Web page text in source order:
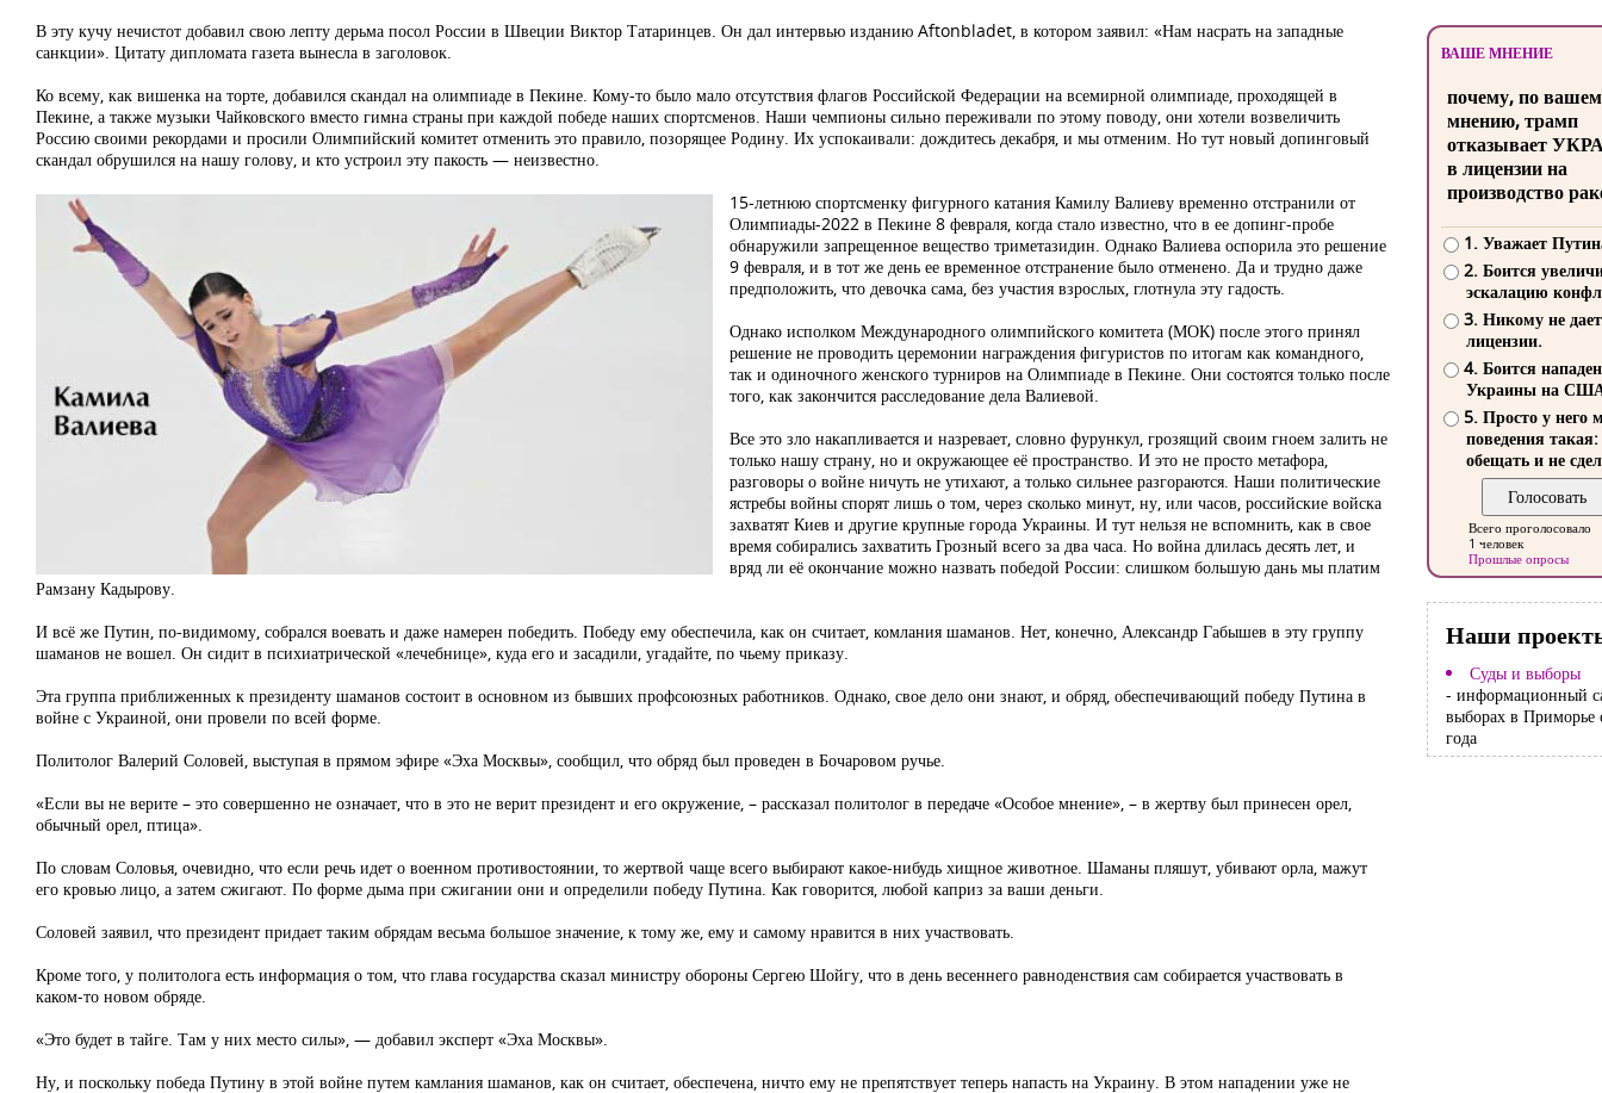
В эту кучу нечистот добавил свою лепту дерьма посол России в Швеции Виктор Татаринцев. Он дал интервью изданию Aftonbladet, в котором заявил: «Нам насрать на западные
санкции». Цитату дипломата газета вынесла в заголовок.
Ко всему, как вишенка на торте, добавился скандал на олимпиаде в Пекине. Кому-то было мало отсутствия флагов Российской Федерации на всемирной олимпиаде, проходящей в
Пекине, а также музыки Чайковского вместо гимна страны при каждой победе наших спортсменов. Наши чемпионы сильно переживали по этому поводу, они хотели возвеличить
Россию своими рекордами и просили Олимпийский комитет отменить это правило, позорящее Родину. Их успокаивали: дождитесь декабря, и мы отменим. Но тут новый допинговый
скандал обрушился на нашу голову, и кто устроил эту пакость — неизвестно.
15-летнюю спортсменку фигурного катания Камилу Валиеву временно отстранили от
Олимпиады-2022 в Пекине 8 февраля, когда стало известно, что в ее допинг-пробе
обнаружили запрещенное вещество триметазидин. Однако Валиева оспорила это решение
9 февраля, и в тот же день ее временное отстранение было отменено. Да и трудно даже
предположить, что девочка сама, без участия взрослых, глотнула эту гадость.
Однако исполком Международного олимпийского комитета (МОК) после этого принял
решение не проводить церемонии награждения фигуристов по итогам как командного,
так и одиночного женского турниров на Олимпиаде в Пекине. Они состоятся только после
того, как закончится расследование дела Валиевой.
Все это зло накапливается и назревает, словно фурункул, грозящий своим гноем залить не
только нашу страну, но и окружающее её пространство. И это не просто метафора,
разговоры о войне ничуть не утихают, а только сильнее разгораются. Наши политические
ястребы войны спорят лишь о том, через сколько минут, ну, или часов, российские войска
захватят Киев и другие крупные города Украины. И тут нельзя не вспомнить, как в свое
время собирались захватить Грозный всего за два часа. Но война длилась десять лет, и
вряд ли её окончание можно назвать победой России: слишком большую дань мы платим
Рамзану Кадырову.
И всё же Путин, по-видимому, собрался воевать и даже намерен победить. Победу ему обеспечила, как он считает, комлания шаманов. Нет, конечно, Александр Габышев в эту группу
шаманов не вошел. Он сидит в психиатрической «лечебнице», куда его и засадили, угадайте, по чьему приказу.
Эта группа приближенных к президенту шаманов состоит в основном из бывших профсоюзных работников. Однако, свое дело они знают, и обряд, обеспечивающий победу Путина в
войне с Украиной, они провели по всей форме.
Политолог Валерий Соловей, выступая в прямом эфире «Эха Москвы», сообщил, что обряд был проведен в Бочаровом ручье.
«Если вы не верите – это совершенно не означает, что в это не верит президент и его окружение, – рассказал политолог в передаче «Особое мнение», – в жертву был принесен орел,
обычный орел, птица».
По словам Соловья, очевидно, что если речь идет о военном противостоянии, то жертвой чаще всего выбирают какое-нибудь хищное животное. Шаманы пляшут, убивают орла, мажут
его кровью лицо, а затем сжигают. По форме дыма при сжигании они и определили победу Путина. Как говорится, любой каприз за ваши деньги.
Соловей заявил, что президент придает таким обрядам весьма большое значение, к тому же, ему и самому нравится в них участвовать.
Кроме того, у политолога есть информация о том, что глава государства сказал министру обороны Сергею Шойгу, что в день весеннего равноденствия сам собирается участвовать в
каком-то новом обряде.
«Это будет в тайге. Там у них место силы», — добавил эксперт «Эха Москвы».
Ну, и поскольку победа Путину в этой войне путем камлания шаманов, как он считает, обеспечена, ничто ему не препятствует теперь напасть на Украину. В этом нападении уже не
ВАШЕ МНЕНИЕ
почему, по
мнению, трамп
отказывает
в лицензии на
производство
1. Уважает
2. Боится
эскалацию
3. Никому не
лицензии.
4. Боится
Украины на
5. Просто у него
поведения такая:
обещать и не
Всего проголосовало
1 человек
Прошлые опросы
Наши
Суды и выборы
- информационный
выборах в Приморье
года